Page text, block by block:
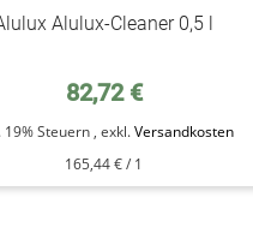
Alulux-Cleaner 0,5 l
82,72 €
19% Steuern , exkl.Versandkosten
165,44 €/ 1